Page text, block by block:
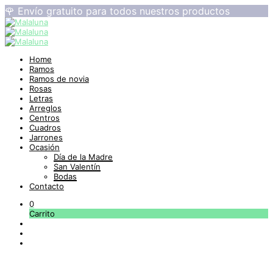
🌹 Envío gratuito para todos nuestros productos
Home
Ramos
Ramos de novia
Rosas
Letras
Arreglos
Centros
Cuadros
Jarrones
Ocasión
Día de la Madre
San Valentín
Bodas
Contacto
0
Carrito